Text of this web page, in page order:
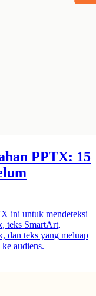
PPTX: 15
ini untuk mendeteksi
teks SmartArt,
dan teks yang meluap
audiens.